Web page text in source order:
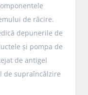
de răcire.
depunerile de
și pompa de
de antigel
de supraîncălzire